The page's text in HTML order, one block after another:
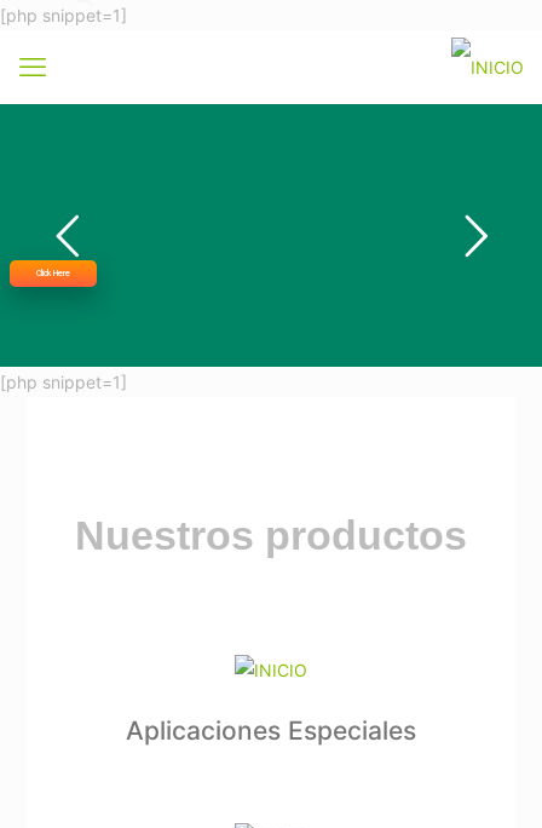
[php snippet=1]
Click Here
[php snippet=1]
Nuestros productos
Aplicaciones Especiales